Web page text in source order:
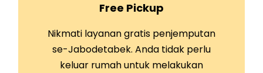
Free Pickup
Nikmati layanan gratis penjemputan
se-Jabodetabek. Anda tidak perlu
keluar rumah untuk melakukan